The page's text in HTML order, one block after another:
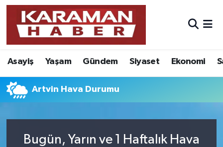
Asayiş Yaşam Gündem Siyaset Ekonomi
Artvin Hava Durumu
Bugün, Yarın ve 1 Haftalık Hava
Asayiş
Bilim - Teknoloji
Eğitim
Foto Galeri
Nöbetçi Eczaneler
Hava Durumu
Karaman Namaz Vakitleri
Süper Lig Puan Durumu ve Fikstür